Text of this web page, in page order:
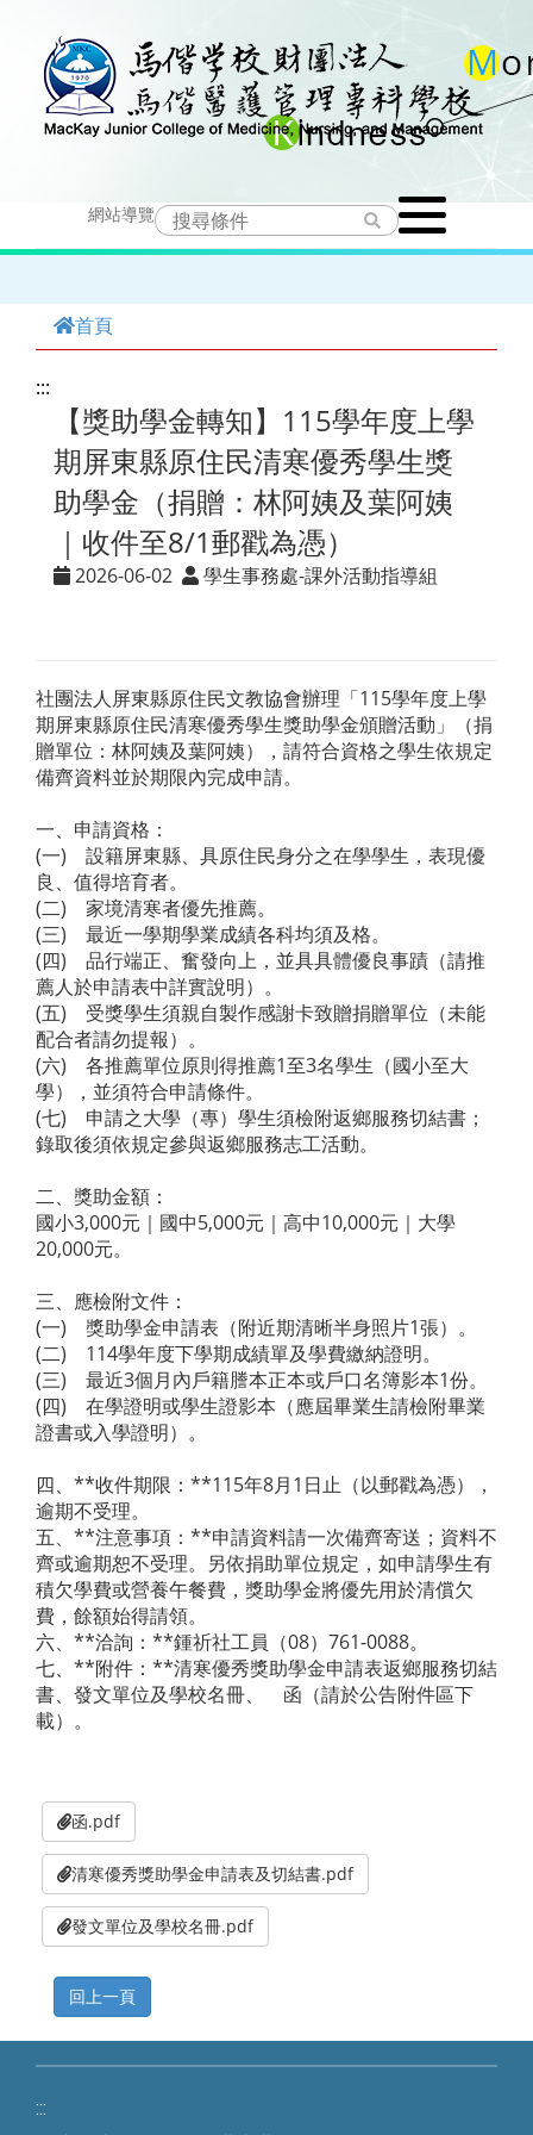
容
網站導覽
Toggle
navigation
首頁
:::
【獎助學金轉知】115學年度上學
期屏東縣原住民清寒優秀學生獎
助學金（捐贈：林阿姨及葉阿姨
｜收件至8/1郵戳為憑）
2026-06-02 學生事務處-課外活動指導組
社團法人屏東縣原住民文教協會辦理「115學年度上學
期屏東縣原住民清寒優秀學生獎助學金頒贈活動」（捐
贈單位：林阿姨及葉阿姨），請符合資格之學生依規定
備齊資料並於期限內完成申請。
一、申請資格：
(一) 設籍屏東縣、具原住民身分之在學學生，表現優
良、值得培育者。
(二) 家境清寒者優先推薦。
(三) 最近一學期學業成績各科均須及格。
(四) 品行端正、奮發向上，並具具體優良事蹟（請推
薦人於申請表中詳實說明）。
(五) 受獎學生須親自製作感謝卡致贈捐贈單位（未能
配合者請勿提報）。
(六) 各推薦單位原則得推薦1至3名學生（國小至大
學），並須符合申請條件。
(七) 申請之大學（專）學生須檢附返鄉服務切結書；
錄取後須依規定參與返鄉服務志工活動。
二、獎助金額：
國小3,000元｜國中5,000元｜高中10,000元｜大學
20,000元。
三、應檢附文件：
(一) 獎助學金申請表（附近期清晰半身照片1張）。
(二) 114學年度下學期成績單及學費繳納證明。
(三) 最近3個月內戶籍謄本正本或戶口名簿影本1份。
(四) 在學證明或學生證影本（應屆畢業生請檢附畢業
證書或入學證明）。
四、**收件期限：**115年8月1日止（以郵戳為憑），
逾期不受理。
五、**注意事項：**申請資料請一次備齊寄送；資料不
齊或逾期恕不受理。另依捐助單位規定，如申請學生有
積欠學費或營養午餐費，獎助學金將優先用於清償欠
費，餘額始得請領。
六、**洽詢：**鍾祈社工員（08）761-0088。
七、**附件：**清寒優秀獎助學金申請表返鄉服務切結
書、發文單位及學校名冊、 函（請於公告附件區下
載）。
函.pdf
清寒優秀獎助學金申請表及切結書.pdf
發文單位及學校名冊.pdf
:::